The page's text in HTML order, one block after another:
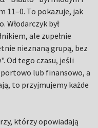
11–0. To pokazuje, jak
Włodarczyk był
ale zupełnie
nieznaną grupą, bez
Od tego czasu, jeśli
lub finansowo, a
to przyjmujemy każde
którzy opowiadają